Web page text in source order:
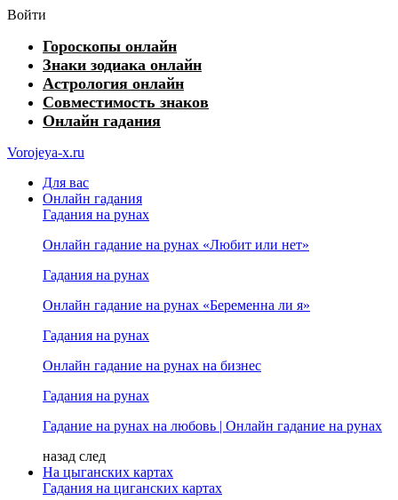
Войти
Гороскопы онлайн
Знаки зодиака онлайн
Астрология онлайн
Совместимость знаков
Онлайн гадания
Vorojeya-x.ru
Для вас
Онлайн гадания
Гадания на рунах
Онлайн гадание на рунах «Любит или нет»
Гадания на рунах
Онлайн гадание на рунах «Беременна ли я»
Гадания на рунах
Онлайн гадание на рунах на бизнес
Гадания на рунах
Гадание на рунах на любовь | Онлайн гадание на рунах
назад след
На цыганских картах
Гадания на циганских картах